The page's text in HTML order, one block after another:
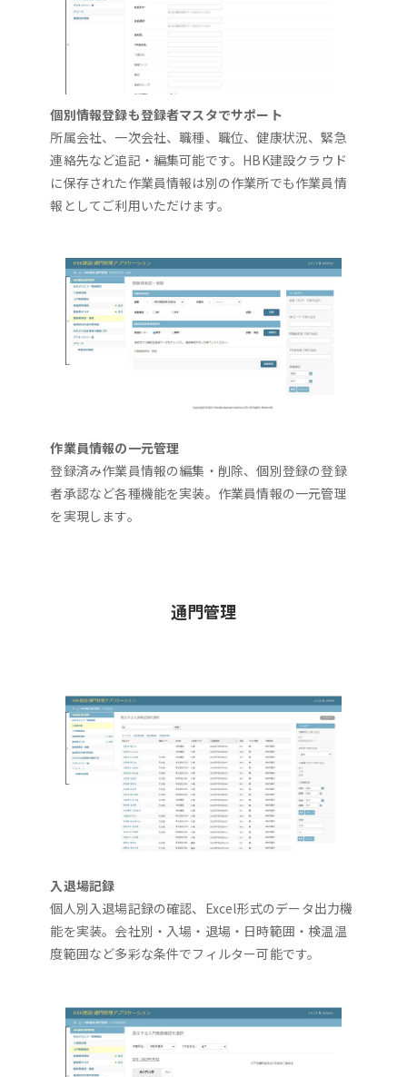
個別情報登録も登録者マスタでサポート
所属会社、一次会社、職種、職位、健康状況、緊急
連絡先など追記・編集可能です。HBK建設クラウド
に保存された作業員情報は別の作業所でも作業員情
報としてご利用いただけます。
作業員情報の一元管理
登録済み作業員情報の編集・削除、個別登録の登録
者承認など各種機能を実装。作業員情報の一元管理
を実現します。
通門管理
入退場記録
個人別入退場記録の確認、Excel形式のデータ出力機
能を実装。会社別・入場・退場・日時範囲・検温温
度範囲など多彩な条件でフィルター可能です。